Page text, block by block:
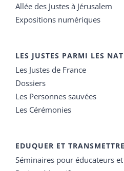
Allée des Justes à Jérusalem
Expositions numériques
LES JUSTES PARMI LES
Les Justes de France
Dossiers
Les Personnes sauvées
Les Cérémonies
EDUQUER ET TRANSMETTRE
Séminaires pour éducateurs